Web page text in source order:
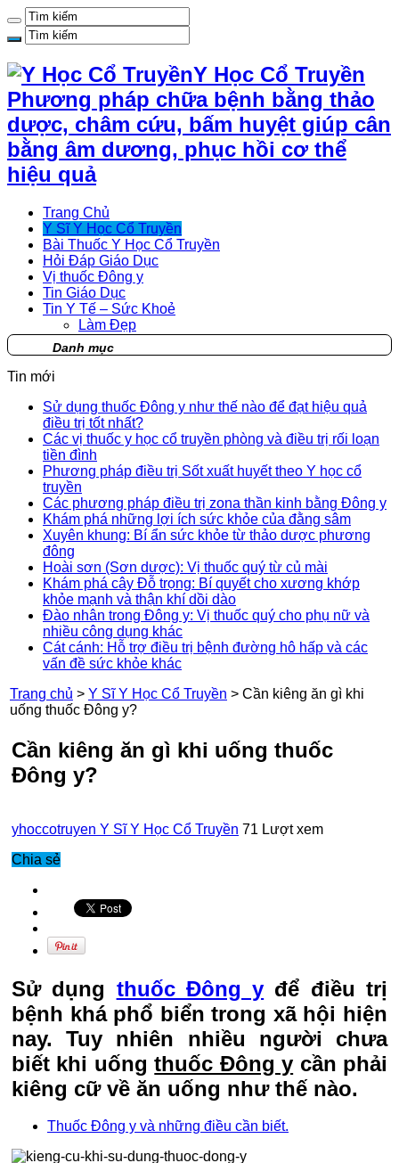
Y Học Cổ Truyền
Phương pháp chữa bệnh bằng thảo
dược, châm cứu, bấm huyệt giúp cân
bằng âm dương, phục hồi cơ thể
hiệu quả
Trang Chủ
Y Sĩ Y Học Cổ Truyền
Bài Thuốc Y Học Cổ Truyền
Hỏi Đáp Giáo Dục
Vị thuốc Đông y
Tin Giáo Dục
Tin Y Tế – Sức Khoẻ
Làm Đẹp
Danh mục
Tin mới
Sử dụng thuốc Đông y như thế nào để đạt hiệu quả
điều trị tốt nhất?
Các vị thuốc y học cổ truyền phòng và điều trị rối loạn
tiền đình
Phương pháp điều trị Sốt xuất huyết theo Y học cổ
truyền
Các phương pháp điều trị zona thần kinh bằng Đông y
Khám phá những lợi ích sức khỏe của đằng sâm
Xuyên khung: Bí ẩn sức khỏe từ thảo dược phương
đông
Hoài sơn (Sơn dược): Vị thuốc quý từ củ mài
Khám phá cây Đỗ trọng: Bí quyết cho xương khớp
khỏe mạnh và thận khí dồi dào
Đào nhân trong Đông y: Vị thuốc quý cho phụ nữ và
nhiều công dụng khác
Cát cánh: Hỗ trợ điều trị bệnh đường hô hấp và các
vấn đề sức khỏe khác
Trang chủ > Y Sĩ Y Học Cổ Truyền > Cần kiêng ăn gì khi
uống thuốc Đông y?
Cần kiêng ăn gì khi uống thuốc
Đông y?
yhoccotruyen Y Sĩ Y Học Cổ Truyền 71 Lượt xem
Chia sẻ
Sử dụng thuốc Đông y để điều trị
bệnh khá phổ biển trong xã hội hiện
nay. Tuy nhiên nhiều người chưa
biết khi uốngthuốc Đông y cần phải
kiêng cữ về ăn uống như thế nào.
Thuốc Đông y và những điều cần biết.